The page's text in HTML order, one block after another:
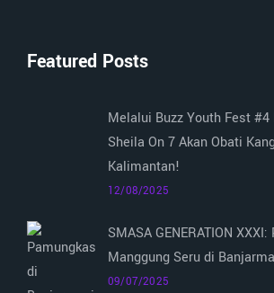
Featured Posts
Melalui Buzz Youth Fest #4
Sheila On 7 Akan Obati
Kalimantan!
12/08/2025
SMASA GENERATION
Manggung Seru di
09/07/2025